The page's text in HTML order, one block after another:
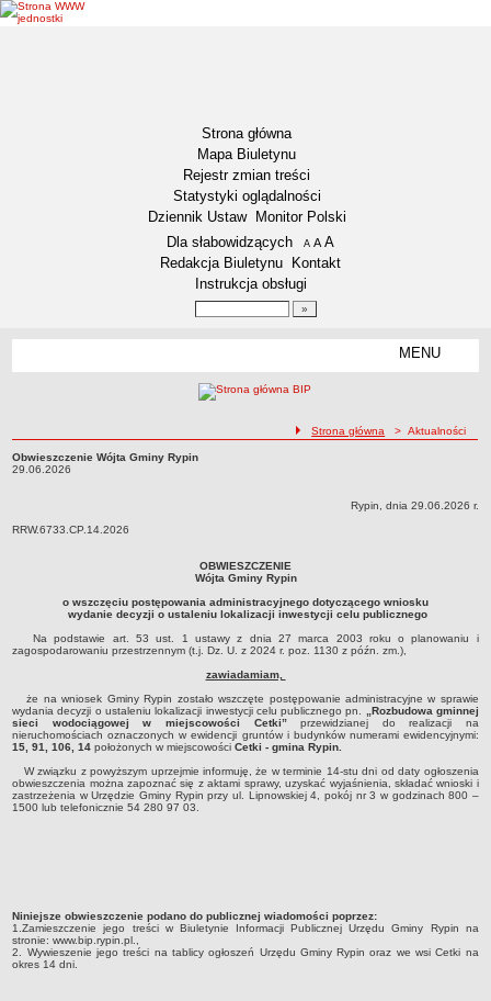
Strona główna
Mapa Biuletynu
Rejestr zmian treści
Statystyki oglądalności
Dziennik Ustaw
Monitor Polski
Menu dodatkowe
Dla słabowidzących A pomniejsz czcionkę
A standardowy rozmiar czcionki
A
Redakcja Biuletynu
Kontakt
Instrukcja obsługi
MENU
Lokalizacja
Związki i stowarzyszenia
Realizacja zadań publicznych
Rejestr instytucji kultury
RODO Klauzule informacyjne
AKTUALNOŚCI I OGŁOSZENIA
URZĄD GMINY
Dane teleadresowe
Tabela informacyjna
Czas pracy urzędu
Kompetencje referatów
Regulamin organizacyjny
ścieżka nawigacji
Strona główna > Aktualności
Obwieszczenie Wójta Gminy Rypin29.06.2026
Obwieszczenie Wójta Gminy Rypin
29.06.2026
Rypin, dnia 29.06.2026 r.
RRW.6733.CP.14.2026
OBWIESZCZENIE
Wójta Gminy Rypin
o wszczęciu postępowania administracyjnego dotyczącego wniosku
wydanie decyzji o ustaleniu lokalizacji inwestycji celu publicznego
Na podstawie art. 53 ust. 1 ustawy z dnia 27 marca 2003 roku o planowaniu i
zagospodarowaniu przestrzennym (t.j. Dz. U. z 2024 r. poz. 1130 z późn. zm.),
zawiadamiam,
że na wniosek Gminy Rypin zostało wszczęte postępowanie administracyjne w sprawie
wydania decyzji o ustaleniu lokalizacji inwestycji celu publicznego pn.
„Rozbudowa gminnej
sieci wodociągowej w miejscowości Cetki”przewidzianej do realizacji na
nieruchomościach oznaczonych w ewidencji gruntów i budynków numerami ewidencyjnymi:
15, 91, 106, 14 położonych w miejscowościCetki - gmina Rypin.
W związku z powyższym uprzejmie informuję, że w terminie 14-stu dni od daty ogłoszenia
obwieszczenia można zapoznać się z aktami sprawy, uzyskać wyjaśnienia, składać wnioski i
zastrzeżenia w Urzędzie Gminy Rypin przy ul. Lipnowskiej 4, pokój nr 3 w godzinach 800 –
1500 lub telefonicznie 54 280 97 03.
Niniejsze obwieszczenie podano do publicznej wiadomości poprzez:
1.Zamieszczenie jego treści w Biuletynie Informacji Publicznej Urzędu Gminy Rypin na
stronie: www.bip.rypin.pl.,
2. Wywieszenie jego treści na tablicy ogłoszeń Urzędu Gminy Rypin oraz we wsi Cetki na
okres 14 dni.